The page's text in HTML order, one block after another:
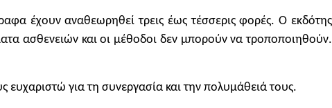
έχουν αναθεωρηθεί τρεις έως τέσσερις φορές. Ο εκδότης
ασθενειών και οι μέθοδοι δεν μπορούν να τροποποιηθούν.
για τη συνεργασία και την πολυμάθειά τους.